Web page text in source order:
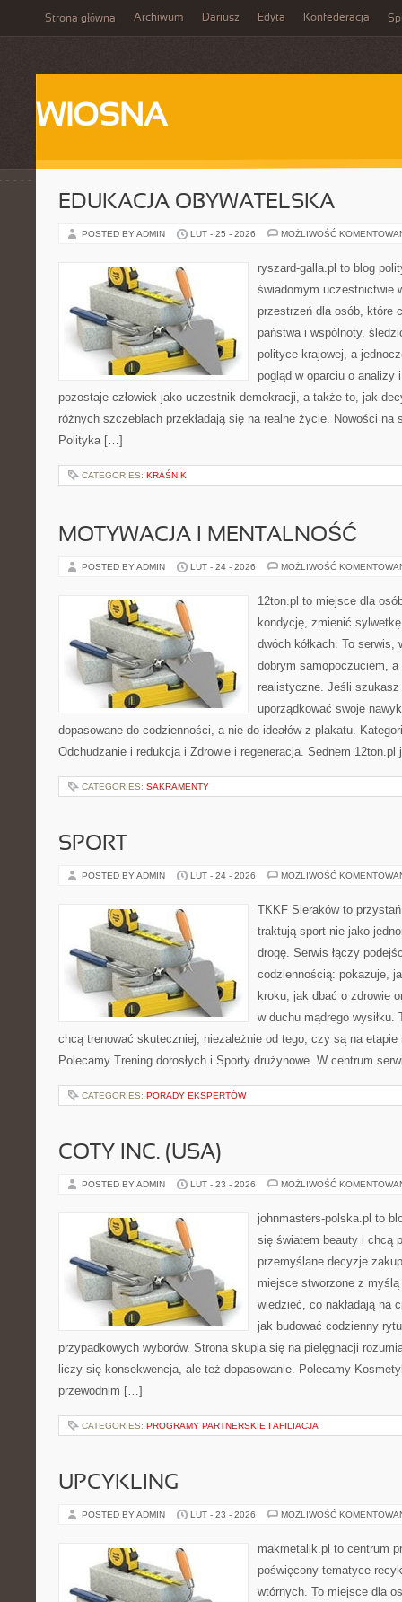
Strona główna Archiwum Dariusz Edyta Konfederacja
WIOSNA
EDUKACJA OBYWATELSKA
POSTED BY ADMIN LUT - 25 - 2026 MOŻLIWOŚĆ
ryszard-galla.pl to blog
świadomym uczestnictwie
przestrzeń dla osób, które
państwa i wspólnoty,
polityce krajowej, a
pogląd w oparciu o analizy
pozostaje człowiek jako uczestnik demokracji, a także to, jak
różnych szczeblach przekładają się na realne życie. Nowości na
Polityka […]
CATEGORIES: KRAŚNIK
MOTYWACJA I MENTALNOŚĆ
POSTED BY ADMIN LUT - 24 - 2026 MOŻLIWOŚĆ
12ton.pl to miejsce dla
kondycję, zmienić
dwóch kółkach. To serwis,
dobrym samopoczuciem,
realistyczne. Jeśli
uporządkować swoje
dopasowane do codzienności, a nie do ideałów z plakatu.
Odchudzanie i redukcja i Zdrowie i regeneracja. Sednem
CATEGORIES: SAKRAMENTY
SPORT
POSTED BY ADMIN LUT - 24 - 2026 MOŻLIWOŚĆ
TKKF Sieraków to
traktują sport nie jako
drogę. Serwis łączy
codziennością: pokazuje,
kroku, jak dbać o zdrowie
w duchu mądrego
chcą trenować skuteczniej, niezależnie od tego, czy są na etapie
Polecamy Trening dorosłych i Sporty drużynowe. W centrum
CATEGORIES: PORADY EKSPERTÓW
COTY INC. (USA)
POSTED BY ADMIN LUT - 23 - 2026 MOŻLIWOŚĆ
johnmasters-polska.pl to
się światem beauty i chcą
przemyślane decyzje
miejsce stworzone z
wiedzieć, co nakładają na
jak budować codzienny
przypadkowych wyborów. Strona skupia się na pielęgnacji
liczy się konsekwencja, ale też dopasowanie. Polecamy
przewodnim […]
CATEGORIES: PROGRAMY PARTNERSKIE I AFILIACJA
UPCYKLING
POSTED BY ADMIN LUT - 23 - 2026 MOŻLIWOŚĆ
makmetalik.pl to centrum
poświęcony tematyce
wtórnych. To miejsce dla